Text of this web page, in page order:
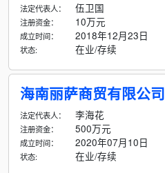
法定代表人： 伍卫国
注册资金： 10万元
成立时间： 2018年12月23日
状态: 在业/存续
海南丽萨商贸有限公司
法定代表人： 李海花
注册资金： 500万元
成立时间： 2020年07月10日
状态: 在业/存续